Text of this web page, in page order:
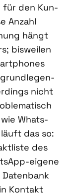
für den Kun­
Anzahl
hängt
bis­wei­len
grund­le­gen­
nicht
Whats­
das so:
des
eige­ne
Kon­takt